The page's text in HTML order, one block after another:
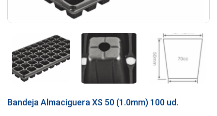
Bandeja Almaciguera XS 50 (1.0mm) 100 ud.